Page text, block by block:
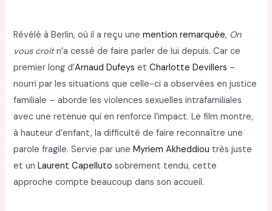
Révélé à Berlin, où il a reçu unemention remarquée, On
vous croitn’a cessé de faire parler de lui depuis. Car ce
premier long d’Arnaud Dufeys etCharlotte Devillers –
nourri par les situations que celle-ci a observées en justice
familiale – aborde les violences sexuelles intrafamiliales
avec une retenue qui en renforce l’impact. Le film montre,
à hauteur d’enfant, la difficulté de faire reconnaître une
parole fragile. Servie par uneMyriem Akheddiou très juste
et unLaurent Capelluto sobrement tendu, cette
approche compte beaucoup dans son accueil.